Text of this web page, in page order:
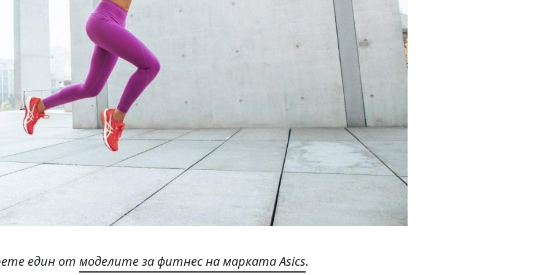
един от моделите за фитнес на марката Asics.